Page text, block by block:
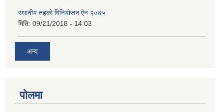
स्थानीय तहको विनियोजन ऐन २०७५
मिति: 09/21/2018 - 14:03
अन्य
पोलमा